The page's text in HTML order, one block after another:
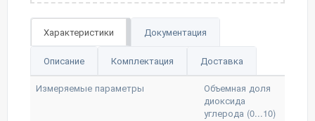
Характеристики Документация
Описание Комплектация Доставка
Измеряемые параметры
Объемная доля
диоксида
углерода (0...10)